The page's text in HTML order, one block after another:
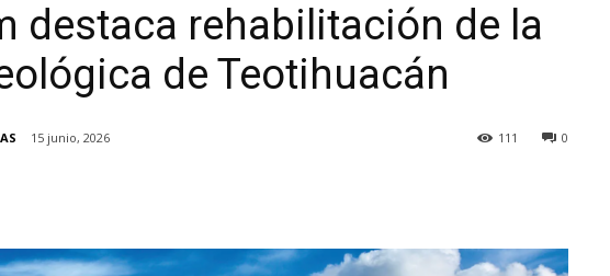
destaca rehabilitación de la
de Teotihuacán
15 junio, 2026 0
111